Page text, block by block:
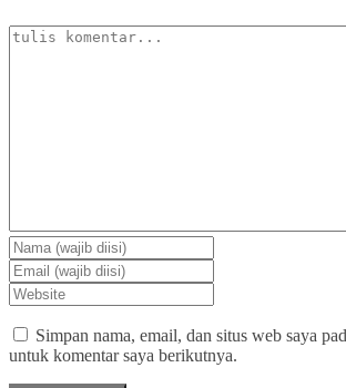
Simpan nama, email, dan situs web saya
untuk komentar saya berikutnya.